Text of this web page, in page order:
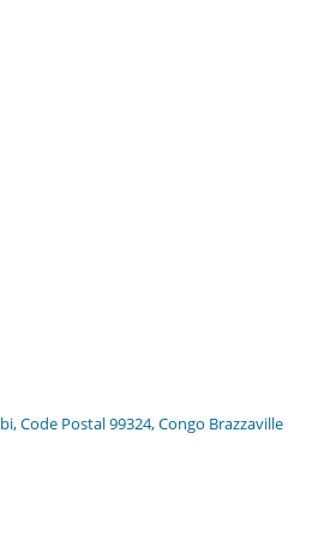
Code Postal 99324, Congo Brazzaville